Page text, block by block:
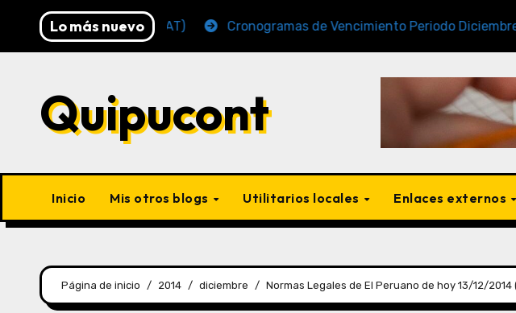
Lo más nuevo
(AFP y SUNAT) Cronogramas de Vencimiento Periodo Diciembre 2025
Quipucont
Inicio Mis otros blogs Utilitarios locales Enlaces externos
Página de inicio 2014 diciembre Normas Legales de El Peruano de hoy 13/12/